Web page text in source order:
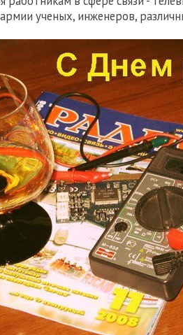
ученых, инженеров,